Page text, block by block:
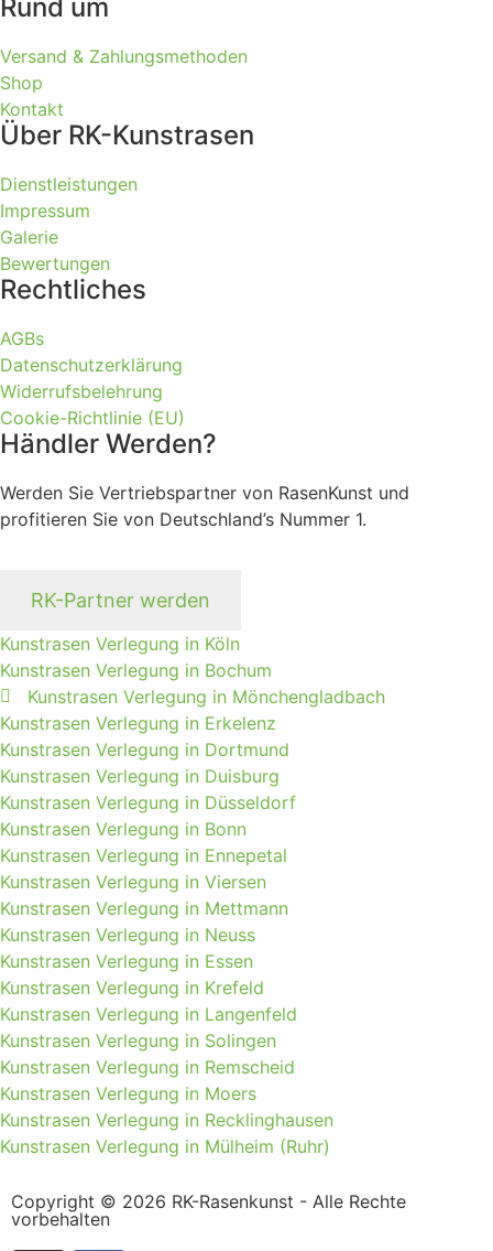
Rund um
Versand & Zahlungsmethoden
Shop
Kontakt
Über RK-Kunstrasen
Dienstleistungen
Impressum
Galerie
Bewertungen
Rechtliches
AGBs
Datenschutzerklärung
Widerrufsbelehrung
Cookie-Richtlinie (EU)
Händler Werden?
Werden Sie Vertriebspartner von RasenKunst und
profitieren Sie von Deutschland’s Nummer 1.
RK-Partner werden
Kunstrasen Verlegung in Köln
Kunstrasen Verlegung in Bochum
Kunstrasen Verlegung in Mönchengladbach
Kunstrasen Verlegung in Erkelenz
Kunstrasen Verlegung in Dortmund
Kunstrasen Verlegung in Duisburg
Kunstrasen Verlegung in Düsseldorf
Kunstrasen Verlegung in Bonn
Kunstrasen Verlegung in Ennepetal
Kunstrasen Verlegung in Viersen
Kunstrasen Verlegung in Mettmann
Kunstrasen Verlegung in Neuss
Kunstrasen Verlegung in Essen
Kunstrasen Verlegung in Krefeld
Kunstrasen Verlegung in Langenfeld
Kunstrasen Verlegung in Solingen
Kunstrasen Verlegung in Remscheid
Kunstrasen Verlegung in Moers
Kunstrasen Verlegung in Recklinghausen
Kunstrasen Verlegung in Mülheim (Ruhr)
Copyright © 2026 RK-Rasenkunst - Alle Rechte
vorbehalten